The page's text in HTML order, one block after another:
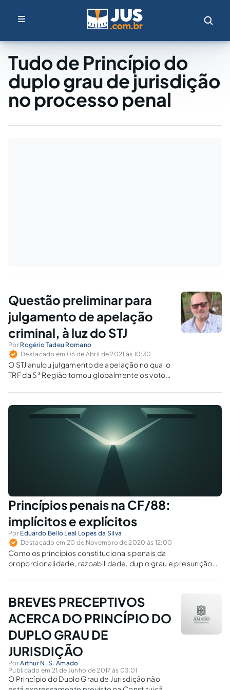
Tudo de Princípio do
duplo grau de jurisdição
no processo penal
Questão preliminar para
julgamento de apelação
criminal, à luz do STJ
Por Rogério Tadeu Romano
Destacado em 06 de Abril de 2021 às 10:30
O STJ anulou julgamento de apelação no qual o
TRF da 5ª Região tomou globalmente os votos,
preliminar e de mérito como resultado final.
Entenda os reflexos disso.
Princípios penais na CF/88:
implícitos e explícitos
Por Eduardo Bello Leal Lopes da Silva
Destacado em 20 de Novembro de 2020 às 12:00
Como os princípios constitucionais penais da
proporcionalidade, razoabilidade, duplo grau e presunção
BREVES PRECEPTIVOS
ACERCA DO PRINCÍPIO DO
DUPLO GRAU DE
JURISDIÇÃO
PorArthur N. S. Amado
Publicado em 21 de Junho de 2017 às 03:01
O Princípio do Duplo Grau de Jurisdição não